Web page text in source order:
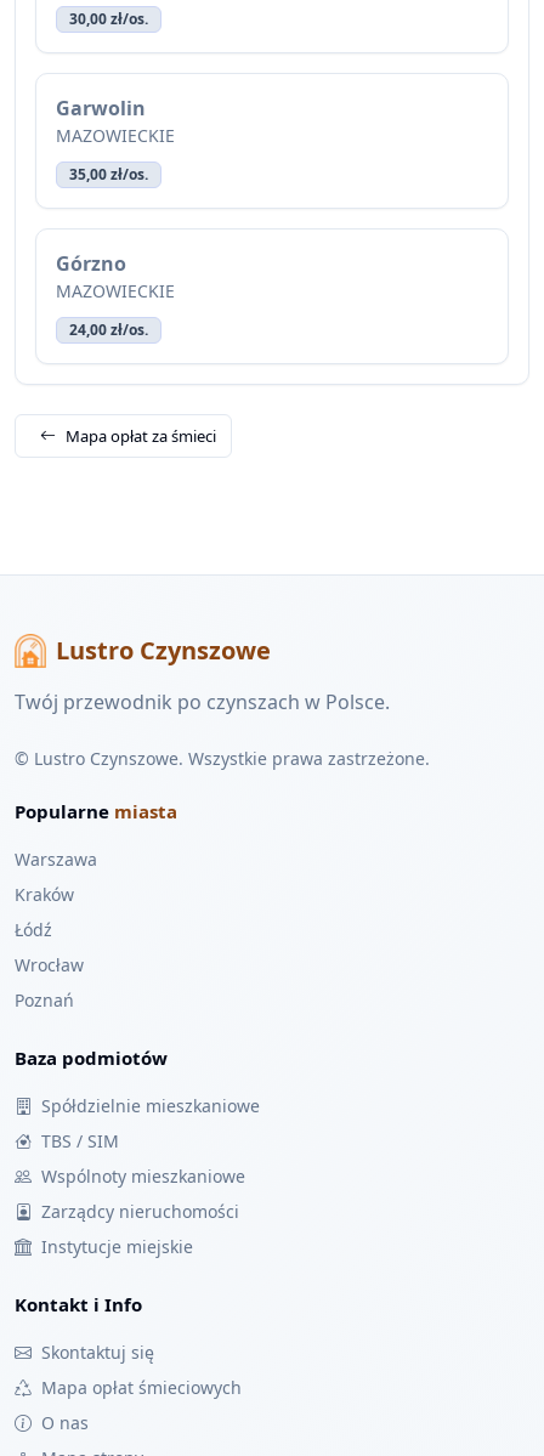
30,00 zł/os.
Garwolin
MAZOWIECKIE
35,00 zł/os.
Górzno
MAZOWIECKIE
24,00 zł/os.
Mapa opłat za śmieci
Lustro Czynszowe
Twój przewodnik po czynszach w Polsce.
© Lustro Czynszowe. Wszystkie prawa zastrzeżone.
Popularne miasta
Warszawa
Kraków
Łódź
Wrocław
Poznań
Baza podmiotów
Spółdzielnie mieszkaniowe
TBS / SIM
Wspólnoty mieszkaniowe
Zarządcy nieruchomości
Instytucje miejskie
Kontakt i Info
Skontaktuj się
Mapa opłat śmieciowych
O nas